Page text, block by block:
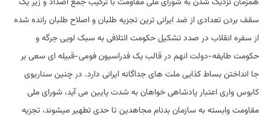
سقف بردن تعدادی از ضد ایرانی ترین تجزیه طلبان و اصلاح طلبان رانده شده
از سفره انقلاب در صدد تشکیل حکومت ائتلافی به سبک لویی جرگه و
حکومت طایفه-دولت انهم در قالب یک فدراسیون فومی-قبیله ای سعی بر
جا انداختن بساط کذایی ملت های جداگانه ایرانی دارد. در چنین سناریوی
کابوس واری اعتبار پادشاهی خواهان به شدت پایین می آید، شورای ملی
مقاومت وابسته به سازمان بدنام مجاهدین تا حدی تطهیر میشوند، تجزیه